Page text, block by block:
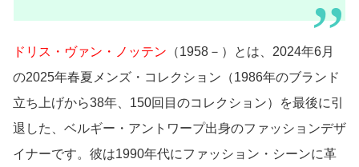
ドリス・ヴァン・ノッテン （1958－）とは、2024年6月
の2025年春夏メンズ・コレクション（1986年のブランド
立ち上げから38年、150回目のコレクション）を最後に引
退した、ベルギー・アントワープ出身のファッションデザ
イナーです。彼は1990年代にファッション・シーンに革